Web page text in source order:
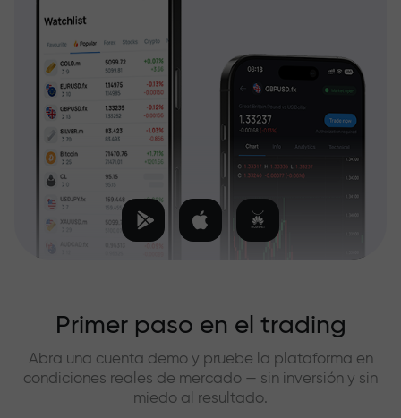
Primer paso en el trading
Abra una cuenta demo y pruebe la plataforma en
condiciones reales de mercado — sin inversión y sin
miedo al resultado.